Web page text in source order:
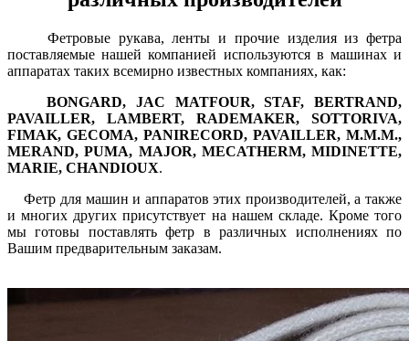
Фетровые рукава, ленты и прочие изделия из фетра
поставляемые нашей компанией используются в машинах и
аппаратах таких всемирно известных компаниях, как:
BONGARD, JAC MATFOUR, STAF, BERTRAND,
PAVAILLER, LAMBERT, RADEMAKER, SOTTORIVA,
FIMAK, GECOMA, PANIRECORD, PAVAILLER, M.M.M.,
MERAND, PUMA, MAJOR, MECATHERM, MIDINETTE,
MARIE, CHANDIOUX.
Фетр для машин и аппаратов этих производителей, а также
и многих других присутствует на нашем складе. Кроме того
мы готовы поставлять фетр в различных исполнениях по
Вашим предварительным заказам.